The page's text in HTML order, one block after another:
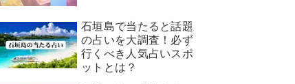
石垣島で当たると話題
の占いを大調査！必ず
行くべき人気占いスポ
ットとは？